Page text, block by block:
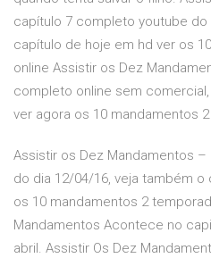
capítulo 7 completo youtube
capítulo de hoje em hd ver os
online Assistir os Dez
completo online sem
ver agora os 10 mandamentos
Assistir os Dez Mandamentos
do dia 12/04/16, veja também
os 10 mandamentos 2
Mandamentos Acontece no
abril. Assistir Os Dez